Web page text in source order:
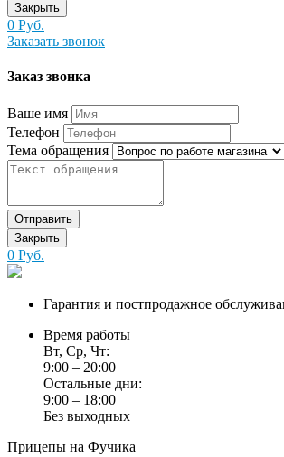
Закрыть
0 Руб.
Заказать звонок
Заказ звонка
Ваше имя
Телефон
Тема обращения
Отправить
Закрыть
0 Руб.
Гарантия и постпродажное
Время работы
Вт, Ср, Чт:
9:00 – 20:00
Остальные дни:
9:00 – 18:00
Без выходных
Прицепы на Фучика